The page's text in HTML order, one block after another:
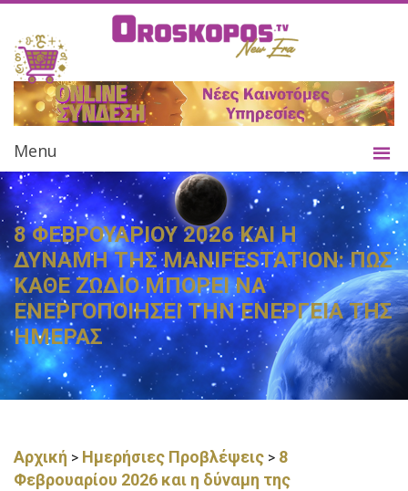
Menu
8 ΦΕΒΡΟΥΑΡΙΟΥ 2026 ΚΑΙ Η
ΔΥΝΑΜΗ ΤΗΣ MANIFESTATION: ΠΩΣ
ΚΑΘΕ ΖΩΔΙΟ ΜΠΟΡΕΙ ΝΑ
ΕΝΕΡΓΟΠΟΙΗΣΕΙ ΤΗΝ ΕΝΕΡΓΕΙΑ ΤΗΣ
ΗΜΕΡΑΣ
Αρχική > Ημερήσιες Προβλέψεις > 8
Φεβρουαρίου 2026 και η δύναμη της